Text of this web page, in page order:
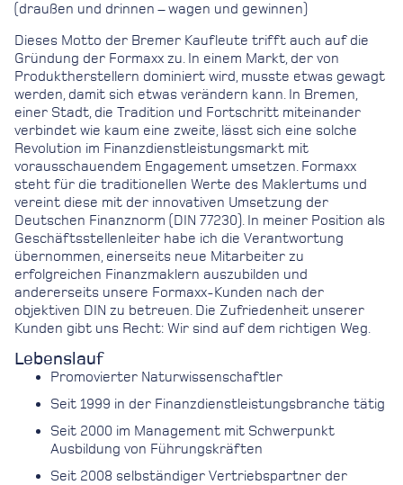
(draußen und drinnen – wagen und gewinnen)
Dieses Motto der Bremer Kaufleute trifft auch auf die
Gründung der Formaxx zu. In einem Markt, der von
Produktherstellern dominiert wird, musste etwas gewagt
werden, damit sich etwas verändern kann. In Bremen,
einer Stadt, die Tradition und Fortschritt miteinander
verbindet wie kaum eine zweite, lässt sich eine solche
Revolution im Finanzdienstleistungsmarkt mit
vorausschauendem Engagement umsetzen. Formaxx
steht für die traditionellen Werte des Maklertums und
vereint diese mit der innovativen Umsetzung der
Deutschen Finanznorm (DIN 77230). In meiner Position als
Geschäftsstellenleiter habe ich die Verantwortung
übernommen, einerseits neue Mitarbeiter zu
erfolgreichen Finanzmaklern auszubilden und
andererseits unsere Formaxx-Kunden nach der
objektiven DIN zu betreuen. Die Zufriedenheit unserer
Kunden gibt uns Recht: Wir sind auf dem richtigen Weg.
Lebenslauf
Promovierter Naturwissenschaftler
Seit 1999 in der Finanzdienstleistungsbranche tätig
Seit 2000 im Management mit Schwerpunkt
Ausbildung von Führungskräften
Seit 2008 selbständiger Vertriebspartner der